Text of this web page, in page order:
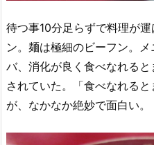
待つ事10分足らずで料理が
ン。麺は極細のビーフン。
バ、消化が良く食べなれる
されていた。「食べなれる
が、なかなか絶妙で面白い。